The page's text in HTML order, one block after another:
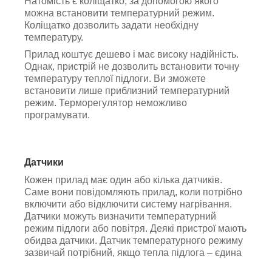
можна встановити температурний режим.
Коліщатко дозволить задати необхідну
температуру.
Прилад коштує дешево і має високу надійність.
Однак, пристрій не дозволить встановити точну
температуру теплої підлоги. Ви зможете
встановити лише приблизний температурний
режим. Терморегулятор неможливо
програмувати.
Датчики
Кожен прилад має один або кілька датчиків.
Саме вони повідомляють прилад, коли потрібно
включити або відключити систему нагрівання.
Датчики можуть визначити температурний
режим підлоги або повітря. Деякі пристрої мають
обидва датчики. Датчик температурного режиму
зазвичай потрібний, якщо тепла підлога – єдина